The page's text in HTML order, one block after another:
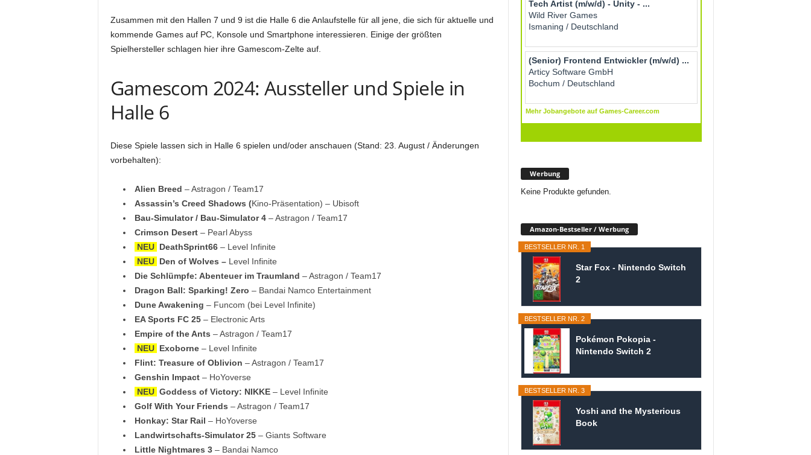
Zusammen mit den Hallen 7 und 9 ist die Halle 6 die Anlaufstelle für all jene, die sich für aktuelle und
kommende Games auf PC, Konsole und Smartphone interessieren. Einige der größten
Spielhersteller schlagen hier ihre Gamescom-Zelte auf.
Gamescom 2024: Aussteller und Spiele in
Halle 6
Diese Spiele lassen sich in Halle 6 spielen und/oder anschauen (Stand: 23. August / Änderungen
vorbehalten):
Alien Breed – Astragon / Team17
Assassin’s Creed Shadows (Kino-Präsentation) – Ubisoft
Bau-Simulator / Bau-Simulator 4– Astragon / Team17
Crimson Desert– Pearl Abyss
NEU DeathSprint66– Level Infinite
NEU Den of Wolves – Level Infinite
Die Schlümpfe: Abenteuer im Traumland – Astragon / Team17
Dragon Ball: Sparking! Zero – Bandai Namco Entertainment
Dune Awakening – Funcom (bei Level Infinite)
EA Sports FC 25– Electronic Arts
Empire of the Ants – Astragon / Team17
NEU Exoborne – Level Infinite
Flint: Treasure of Oblivion – Astragon / Team17
Genshin Impact– HoYoverse
NEU Goddess of Victory: NIKKE – Level Infinite
Golf With Your Friends – Astragon / Team17
Honkay: Star Rail – HoYoverse
Landwirtschafts-Simulator 25– Giants Software
Little Nightmares 3– Bandai Namco
Werbung
Keine Produkte gefunden.
Amazon-Bestseller / Werbung
BESTSELLER NR. 1
Star Fox - Nintendo Switch
2
BESTSELLER NR. 2
Pokémon Pokopia -
Nintendo Switch 2
BESTSELLER NR. 3
Yoshi and the Mysterious
Book